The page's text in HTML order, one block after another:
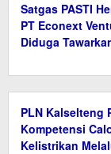
Satgas PASTI
PT Econext
Diduga
PLN Kalselteng
Kompetensi
Kelistrikan